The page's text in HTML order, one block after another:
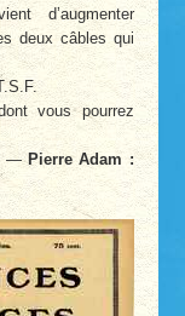
d’augmenter
deux câbles qui
vous pourrez
—Pierre Adam :